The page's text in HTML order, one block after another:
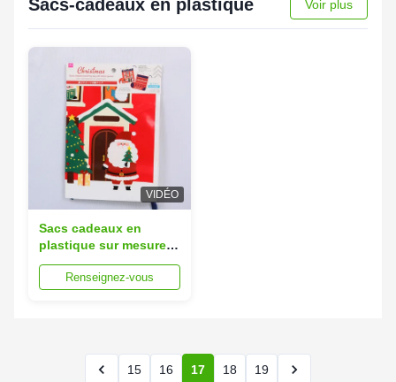
Sacs-cadeaux en plastique Voir plus
VIDÉO
Sacs cadeaux en
plastique sur mesure
15x20cm 10 couleurs
disponibles
Renseignez-vous
15 16 17 18 19